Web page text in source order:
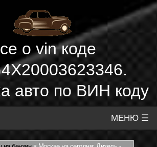
о vin коде
авто по ВИН коду
МЕНЮ ☰